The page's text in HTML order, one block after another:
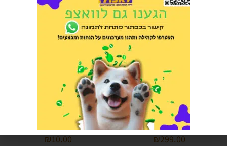
אמברוסיה עוף וירקות היפואלרגני
ללא דגנים לכלב בוגר 12 קג
הרוויחו 14.95 נקודות ⭐
₪299.00
צעצוע חתול עכבר מרשרש
(פטסלנד)
הרוויחו 0.50 נקודות ⭐
₪10.00